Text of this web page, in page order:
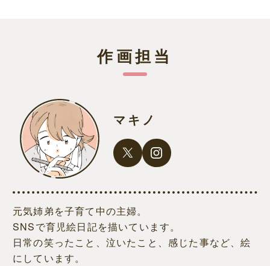
作画担当
マキノ
元気姉弟を子育て中の主婦。
SNSで育児絵日記を描いています。
日常の笑ったこと、泣いたこと、感じた事など、絵
にしています。